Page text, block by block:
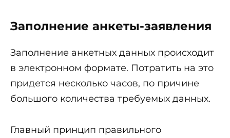
Заполнение анкеты-заявления
Заполнение анкетных данных происходит
в электронном формате. Потратить на это
придется несколько часов, по причине
большого количества требуемых данных.
Главный принцип правильного